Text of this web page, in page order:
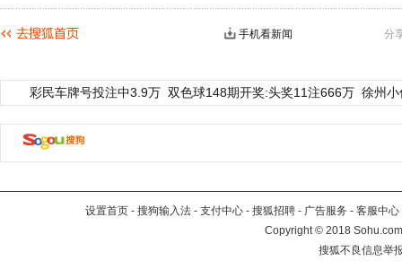
分
手机看新闻
彩民车牌号投注中3.9万 双色球148期开奖:头奖11注666万 徐州
设置首页 - 搜狗输入法 - 支付中心 - 搜狐招聘 - 广告服务 - 客服中心
Copyright©2018
搜狐不良信息举